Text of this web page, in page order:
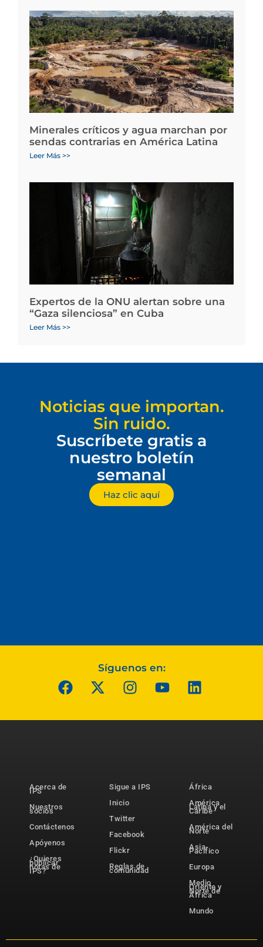
Minerales críticos y agua marchan por
sendas contrarias en América Latina
Leer Más >>
Expertos de la ONU alertan sobre una
“Gaza silenciosa” en Cuba
Leer Más >>
Noticias que importan.
Sin ruido.
Suscríbete gratis a
nuestro boletín
semanal
Haz clic aquí
Síguenos en:
Acerca de
IPS
Nuestros
socios
Contáctenos
Apóyenos
¿Quieres
publicar
notas de
IPS?
Sigue a IPS
Inicio
Twitter
Facebook
Flickr
Reglas de
comunidad
África
América
Latina y el
Caribe
América del
Norte
Asia-
Pacífico
Europa
Medio
Oriente y
Norte de
África
Mundo